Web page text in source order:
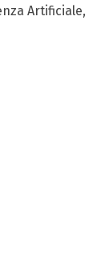
Artificiale,